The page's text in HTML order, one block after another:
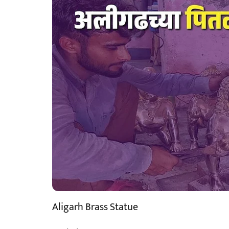
Aligarh Brass Statue